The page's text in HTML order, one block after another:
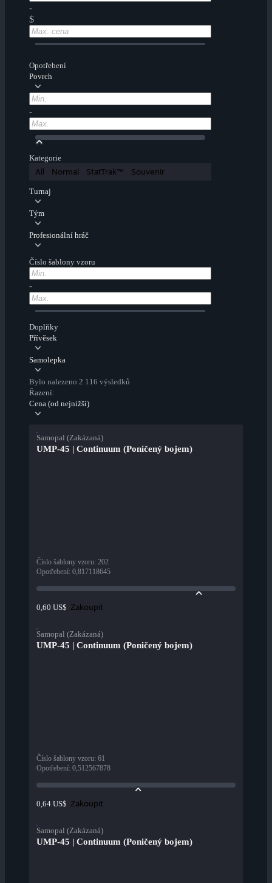
-
$
Opotřebení
Povrch
-
Kategorie
All Normal StatTrak™ Souvenir
Turnaj
Tým
Profesionální hráč
Číslo šablony vzoru
-
Doplňky
Přívěsek
Samolepka
Bylo nalezeno 2 116 výsledků
Řazení:
Cena (od nejnižší)
Samopal (Zakázaná)
UMP-45 | Continuum (Poničený bojem)
Číslo šablony vzoru: 202
Opotřebení: 0,817118645
0,60 US$ Zakoupit
Samopal (Zakázaná)
UMP-45 | Continuum (Poničený bojem)
Číslo šablony vzoru: 61
Opotřebení: 0,512567878
0,64 US$ Zakoupit
Samopal (Zakázaná)
UMP-45 | Continuum (Poničený bojem)